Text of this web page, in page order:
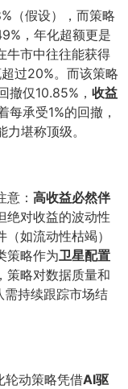
（假设），而策略
，年化超额更是
牛市中往往能获得
过20%。而该策略
撤仅10.85%， 收益
每承受1%的回撤，
堪称顶级。
： 高收益必然伴
绝对收益的波动性
如流动性枯竭）
策略作为卫星配置
策略对数据质量和
持续跟踪市场结
轮动策略凭借AI驱